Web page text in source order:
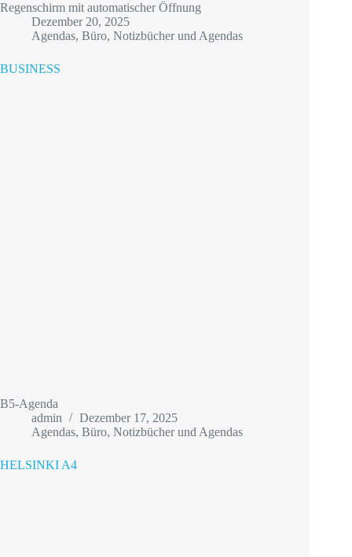
Regenschirm mit automatischer Öffnung
Dezember 20, 2025
Agendas, Büro, Notizbücher und Agendas
BUSINESS
B5-Agenda
admin
Dezember 17, 2025
Agendas, Büro, Notizbücher und Agendas
HELSINKI A4